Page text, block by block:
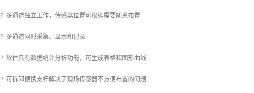
? 多通道独立工作，传感器位置可根据需要随意布置
? 多通道同时采集、显示和记录
? 软件具有数据统计分析功能，可生成表格和图形曲线
? 可拆卸便携支杆解决了现场传感器不方便布置的问题